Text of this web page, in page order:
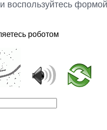
воспользуйтесь
роботом